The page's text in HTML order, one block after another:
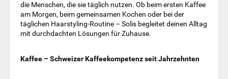
die Menschen, die sie täglich nutzen. Ob beim ersten Kaffee
am Morgen, beim gemeinsamen Kochen oder bei der
täglichen Haarstyling-Routine – Solis begleitet deinen Alltag
mit durchdachten Lösungen für Zuhause.
Kaffee – Schweizer Kaffeekompetenz seit Jahrzehnten